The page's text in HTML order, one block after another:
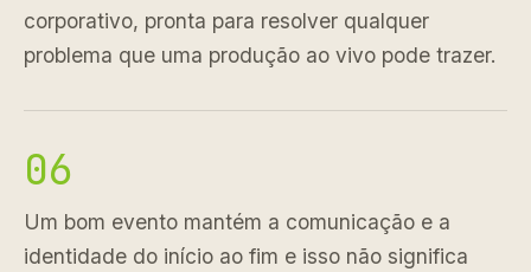
corporativo, pronta para resolver qualquer
problema que uma produção ao vivo pode trazer.
06
Um bom evento mantém a comunicação e a
identidade do início ao fim e isso não significa